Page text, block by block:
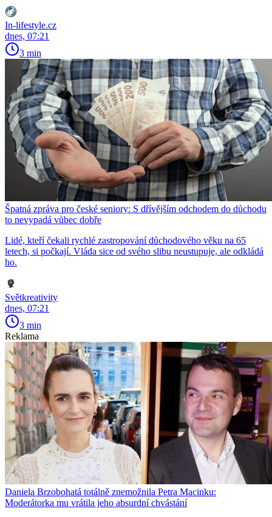
In-lifestyle.cz
dnes, 07:21
3 min
Špatná zpráva pro české seniory: S dřívějším odchodem do důchodu
to nevypadá vůbec dobře
Lidé, kteří čekali rychlé zastropování důchodového věku na 65
letech, si počkají. Vláda sice od svého slibu neustupuje, ale odkládá
ho.
Světkreativity
dnes, 07:21
3 min
Reklama
Daniela Brzobohatá totálně znemožnila Petra Macinku:
Moderátorka mu vrátila jeho absurdní chvástání